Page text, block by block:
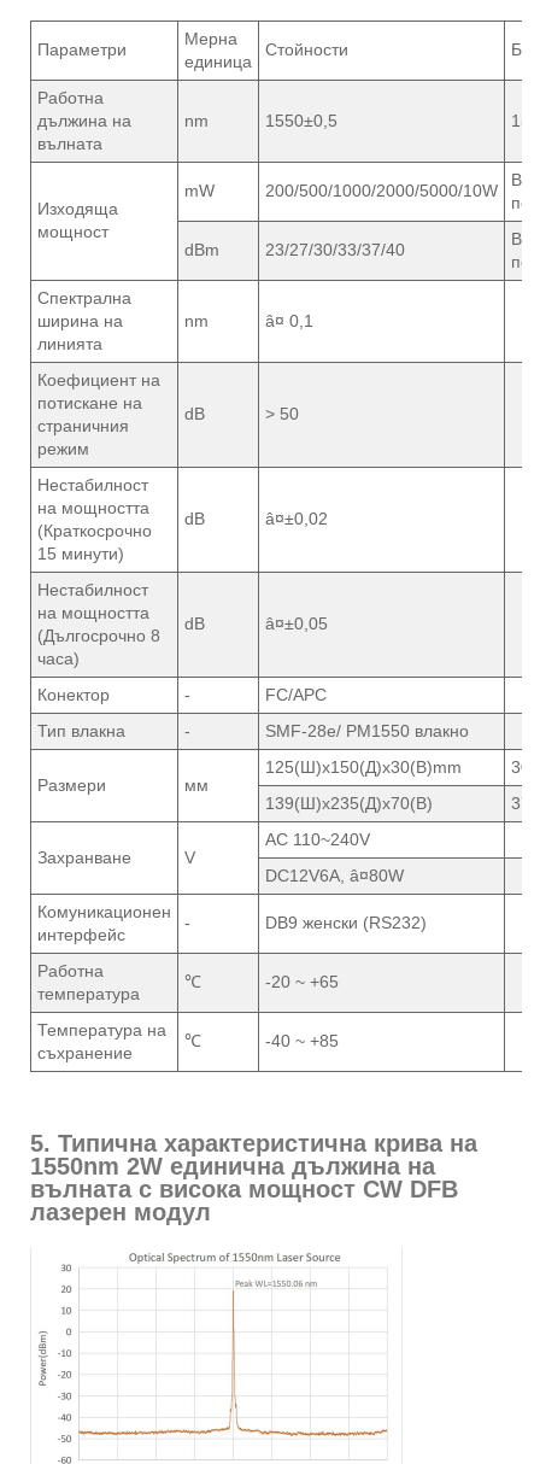
Параметри
Мерна
единица
Стойности
Работна
дължина на
вълната
nm 1550±0,5
Изходяща
мощност
mW 200/500/1000/2000/5000/10W
dBm 23/27/30/33/37/40
Спектрална
ширина на
линията
nm â¤ 0,1
Коефициент на
потискане на
страничния
режим
dB > 50
Нестабилност
на мощността
(Краткосрочно
15 минути)
dB â¤±0,02
Нестабилност
на мощността
(Дългосрочно 8
часа)
dB â¤±0,05
Конектор -
FC/APC
Тип влакна
- SMF-28e/ PM1550 влакно
Размери мм
125(Ш)x150(Д)x30(В)mm
139(Ш)x235(Д)x70(В)
Захранване V
AC 110~240V
DC12V6A, â¤80W
Комуникационен
интерфейс
- DB9 женски (RS232)
Работна
температура
℃ -20 ~ +65
Температура на
съхранение
℃ -40 ~ +85
5. Типична характеристична крива на
1550nm 2W единична дължина на
вълната с висока мощност CW DFB
лазерен модул